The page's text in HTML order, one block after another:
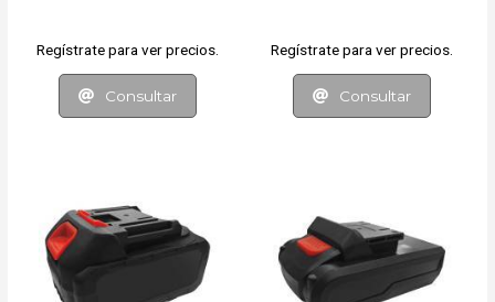
Regístrate para ver precios.
Consultar
Regístrate para ver precios.
Consultar